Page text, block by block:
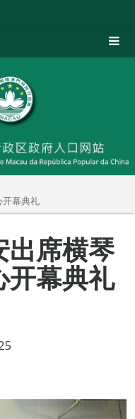
开幕典礼
出席横琴
开幕典礼